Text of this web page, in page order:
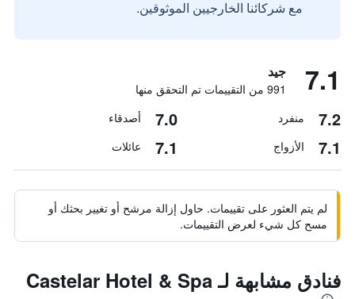
مع شركائنا الخارجيين الموثوقين.
7.1 جيد
991 من التقييمات تم التحقق منها
7.2 منفرد 7.0 أصدقاء
7.1 الأزواج 7.1 عائلات
لم يتم العثور على تقييمات. حاول إزالة مرشح أو تغيير بحثك أو
مسح كل شيء لعرض التقييمات.
فنادق مشابهة لـ Castelar Hotel & Spa